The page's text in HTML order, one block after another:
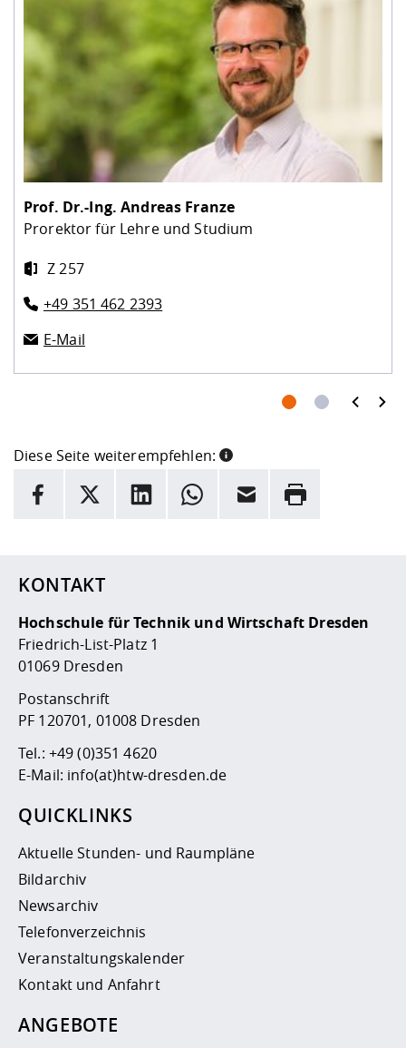
Prof. Dr.-Ing.Andreas Franze
Prorektor für Lehre und Studium
Z 257
+49 351 462 2393
E-Mail
prev next
Diese Seite weiterempfehlen:
INFORMATION
Hier stehen weitere Informationen und ein Link zur
Facebook
X LinkedInWhatsappE-Mail Drucken
KONTAKT
Hochschule für Technik und Wirtschaft Dresden
Friedrich-List-Platz 1
01069 Dresden
Postanschrift
PF 120701, 01008 Dresden
Tel.: +49 (0)351 4620
E-Mail: info(at)htw-dresden.de
QUICKLINKS
Aktuelle Stunden- und Raumpläne
Bildarchiv
Newsarchiv
Telefonverzeichnis
Veranstaltungskalender
Kontakt und Anfahrt
ANGEBOTE